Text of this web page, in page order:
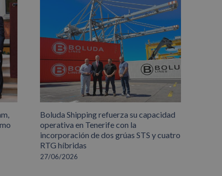
Boluda Shipping refuerza su capacidad
operativa en Tenerife con la
incorporación de dos grúas STS y cuatro
RTG híbridas
27/06/2026